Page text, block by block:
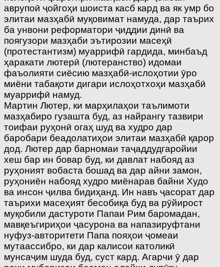
аврупоӣ ҷойгоҳи шоиста касб кард ва як умр бо
элитаи мазҳабӣ муқовимат намуда, дар таърих
ба унвони реформатори ҷиддии динӣ ва
поягузори мазҳаби эътирозии масеҳӣ
(протестантизм) муаррифӣ гардида, минбаъд
ҳаракати лютерӣ (лютеранство) идомаи
фаъолияти сиёсию мазҳабӣ-ислоҳотии ӯро
миёни табақоти дигари ислоҳотхоҳи мазҳабӣ
муаррифӣ намуд.
Мартин Лютер, ки марҳилаҳои таълимоти
мазҳабиро гузашта буд, аз найрангу тазвири
тоифаи руҳонӣ огаҳ шуд ва худро дар
баробари беадолатиҳои элитаи мазҳабӣ қарор
дод. Лютер дар барномаи таҷаддудгаройии
хеш бар ин бовар буд, ки давлат набояд аз
руҳоният вобаста бошад ва дар айни замон,
руҳониён набояд худро миёнарав байни Худо
ва инсон ҷилва бидиҳанд. Ин навъ ҷасорат дар
таърихи масеҳият бесобиқа буд ва рӯйирост
муқобили дастуроти Папаи Рим баромадан,
мавқеъгириҳои ҷасурона ва напазируфтани
нуфуз-авторитети Папа пояҳои ҷомеаи
мутаассибро, ки дар калисои католикӣ
мунсаҷим шуда буд, суст кард. Агарчи ӯ дар